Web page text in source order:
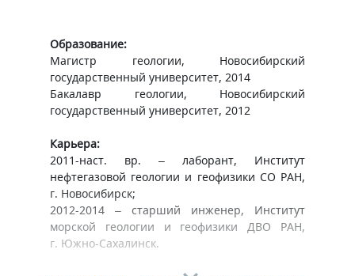
Образование:
Магистр геологии, Новосибирский
государственный университет, 2014
Бакалавр геологии, Новосибирский
государственный университет, 2012
Карьера:
2011-наст. вр. – лаборант, Институт
нефтегазовой геологии и геофизики СО РАН,
г. Новосибирск;
2012-2014 – старший инженер, Институт
морской геологии и геофизики ДВО РАН,
г. Южно-Сахалинск.